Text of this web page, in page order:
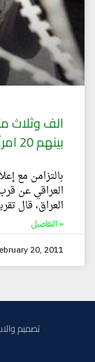
الف وثلاث
بينهم 20 امرأة
بالتزامن مع
العراقي عن
العراق، قال
التفاصيل »
20, 2011
تصميم